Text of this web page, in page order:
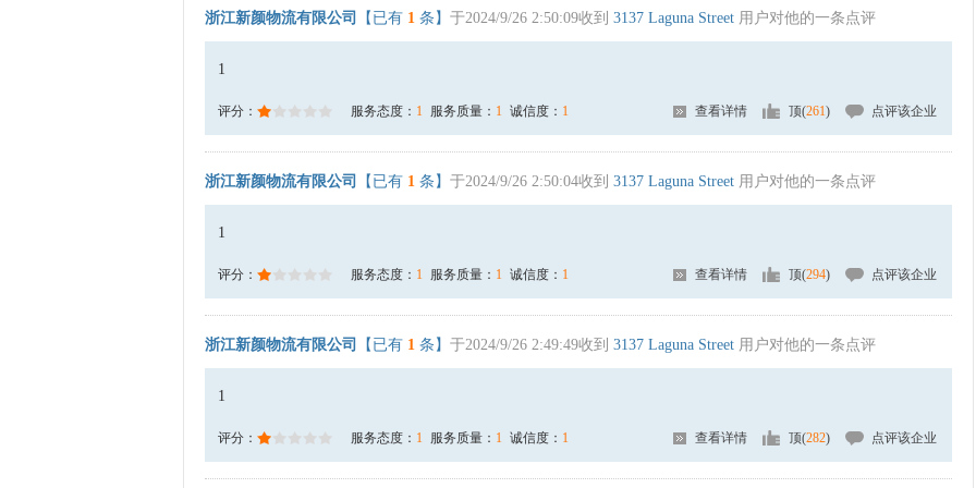
浙江新颜物流有限公司 【已有 1 条】 于2024/9/26 2:50:09收到 3137 Laguna Street 用户对他的一条点评
1
评分： 服务态度： 1 服务质量： 1 诚信度： 1 查看详情 顶(261) 点评该企业
浙江新颜物流有限公司 【已有 1 条】 于2024/9/26 2:50:04收到 3137 Laguna Street 用户对他的一条点评
1
评分： 服务态度： 1 服务质量： 1 诚信度： 1 查看详情 顶(294) 点评该企业
浙江新颜物流有限公司 【已有 1 条】 于2024/9/26 2:49:49收到 3137 Laguna Street 用户对他的一条点评
1
评分： 服务态度： 1 服务质量： 1 诚信度： 1 查看详情 顶(282) 点评该企业